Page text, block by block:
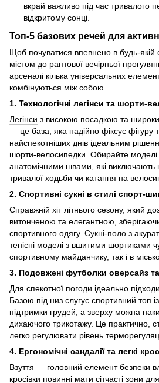
вкрай важливо під час тривалого
відкритому сонці.
Топ-5 базових речей для
Щоб почуватися впевнено в будь-якій
містом до раптової вечірньої
арсеналі кілька універсальних
комбінуються між собою.
1. Технологічні легінси та шорти-
Легінси з високою посадкою та
— це база, яка надійно фіксує фігуру
найспекотніших днів ідеальним
шорти-велосипедки. Обирайте моделі
анатомічними швами, які виключають
тривалої ходьби чи катання на
2. Спортивні сукні в стилі спорт-
Справжній хіт літнього сезону, який
витонченою та елегантною,
спортивного одягу. Сукні-поло з
тенісні моделі з вшитими шортиками
спортивному майданчику, так і в
3. Подовжені футболки оверсайз
Для спекотної погоди ідеально
Базою під низ слугує спортивний топ
підтримки грудей, а зверху можна
дихаючого трикотажу. Це практично,
легко регулювати рівень
4. Ергономічні сандалії та легкі
Взуття — головний елемент безпеки
кросівки повинні мати сітчасті зони